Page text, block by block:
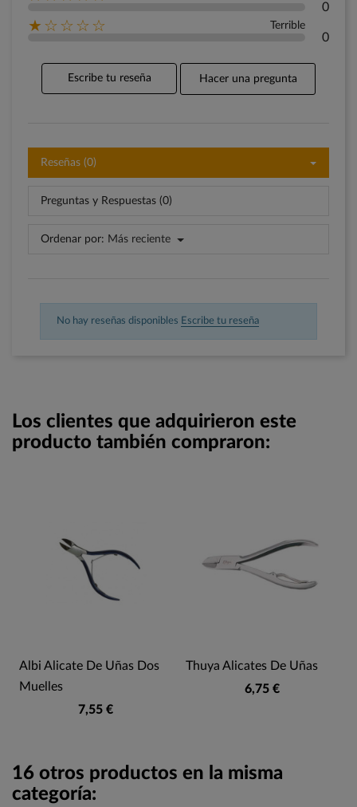
0
★☆☆☆☆ Terrible
0
Escribe tu reseña Hacer una pregunta
Reseñas (0)
Preguntas y Respuestas (0)
Ordenar por: Más reciente
No hay reseñas disponibles Escribe tu reseña
Los clientes que adquirieron este
producto también compraron:
Albi Alicate De Uñas Dos
Muelles
7,55 €
Thuya Alicates De Uñas
6,75 €
16 otros productos en la misma
categoría: